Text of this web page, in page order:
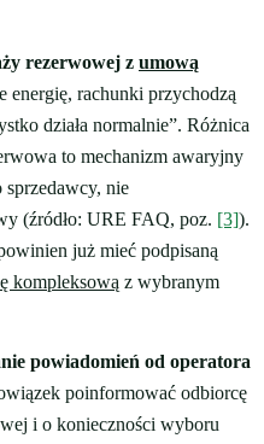
rezerwowej z umową
energię, rachunki przychodzą
działa normalnie”. Różnica
to mechanizm awaryjny
nie
(źródło: URE FAQ, poz. [3]).
już mieć podpisaną
kompleksową z wybranym
powiadomień od operatora
poinformować odbiorcę
i o konieczności wyboru